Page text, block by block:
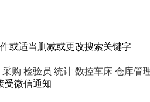
或适当删减或更改搜索关键字
采购 检验员 统计 数控车床 仓库管
受微信通知